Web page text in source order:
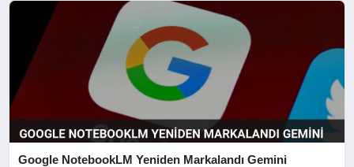
Google NotebookLM Yeniden Markalandı Gemini